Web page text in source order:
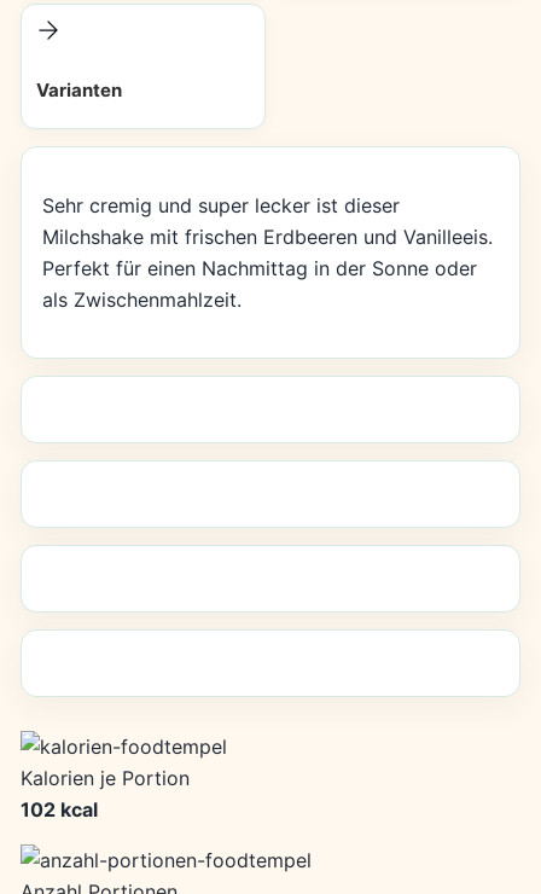
Varianten
Sehr cremig und super lecker ist dieser
Milchshake mit frischen Erdbeeren und Vanilleeis.
Perfekt für einen Nachmittag in der Sonne oder
als Zwischenmahlzeit.
Kalorien je Portion
102 kcal